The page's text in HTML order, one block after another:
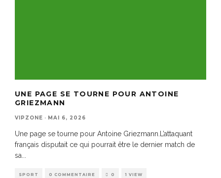
UNE PAGE SE TOURNE POUR ANTOINE
GRIEZMANN
VIPZONE · MAI 6, 2026
Une page se tourne pour Antoine Griezmann.L’attaquant
français disputait ce qui pourrait être le dernier match de
sa...
SPORT 0 COMMENTAIRE 0 1 VIEW